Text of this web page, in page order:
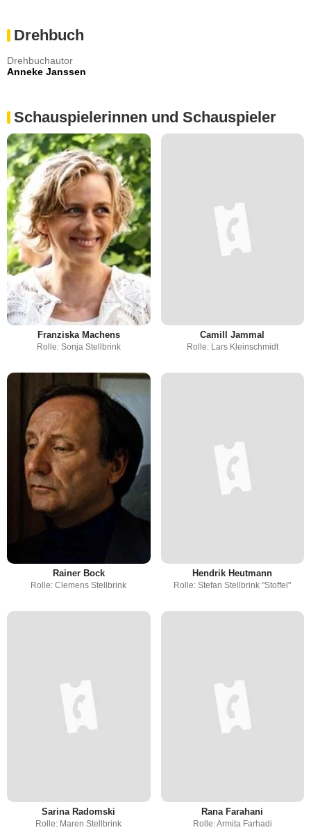
Drehbuch
Drehbuchautor
Anneke Janssen
Schauspielerinnen und Schauspieler
Franziska Machens
Rolle: Sonja Stellbrink
Camill Jammal
Rolle: Lars Kleinschmidt
Rainer Bock
Rolle: Clemens Stellbrink
Hendrik Heutmann
Rolle: Stefan Stellbrink "Stoffel"
Sarina Radomski
Rolle: Maren Stellbrink
Rana Farahani
Rolle: Armita Farhadi